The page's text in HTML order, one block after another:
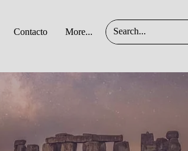
Contacto More...